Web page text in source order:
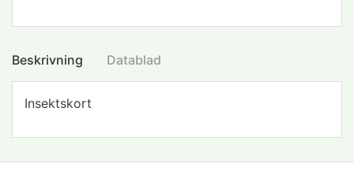
Beskrivning Datablad
Insektskort